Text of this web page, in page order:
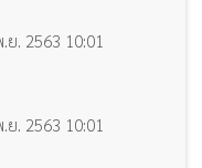
ย. 2563 10:01
ย. 2563 10:01